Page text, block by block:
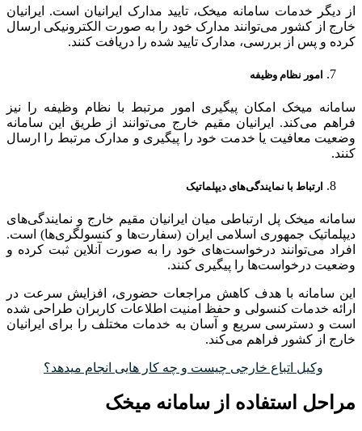
از دیگر خدمات سامانه میخک، تایید مدارک ایرانیان است. ایرانیان
خارج از کشور می‌توانند مدارک خود را به صورت الکترونیکی ارسال
کرده و پس از بررسی، مدارک تایید شده را دریافت کنند.
امور نظام وظیفه
سامانه میخک امکان پیگیری امور مرتبط با نظام وظیفه را نیز
فراهم می‌کند. ایرانیان مقیم خارج می‌توانند از طریق این سامانه
وضعیت معافیت یا خدمت خود را پیگیری و مدارک مرتبط را ارسال
کنند.
ارتباط با نمایندگی‌های دیپلماتیک
سامانه میخک پل ارتباطی میان ایرانیان مقیم خارج و نمایندگی‌های
دیپلماتیک جمهوری اسلامی ایران (سفارت‌ها و کنسولگری‌ها) است.
افراد می‌توانند درخواست‌های خود را به صورت آنلاین ثبت کرده و
وضعیت درخواست‌ها را پیگیری کنند.
این سامانه با هدف کاهش مراجعات حضوری، افزایش سرعت در
ارائه خدمات کنسولی و حفظ امنیت اطلاعات کاربران طراحی شده
است و دسترسی سریع و آسان به خدمات مختلف را برای ایرانیان
خارج از کشور فراهم می‌کند.
وکیل اتباع خارجی چیست و چه کار هایی انجام میدهد؟
مراحل استفاده از سامانه میخک